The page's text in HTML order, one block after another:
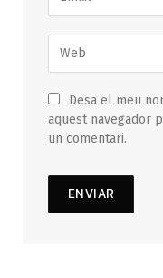
Desa el meu
aquest navegador
un comentari.